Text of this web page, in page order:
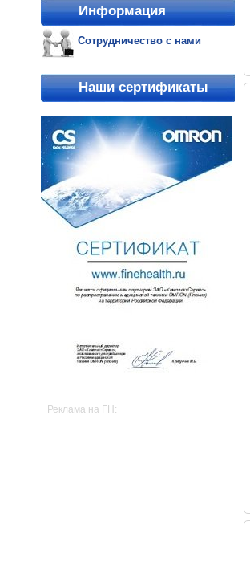
Информация
Сотрудничество с нами
Наши сертификаты
Реклама на FH: